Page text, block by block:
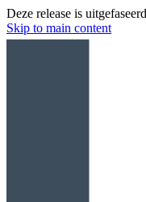
Deze release is
Skip to main content